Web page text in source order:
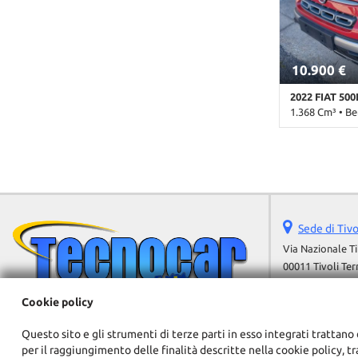
sdoppiato •
• USB
10.900 €
2022 FIAT
1.368 Cm³ •
sdoppiato •
• USB
Sede di
Via Nazionale
00011 Tivoli
Email:
Indicazioni
Cookie policy
Questo sito e gli strumenti di terze parti in esso integrati trattano
per il raggiungimento delle finalità descritte nella cookie policy,